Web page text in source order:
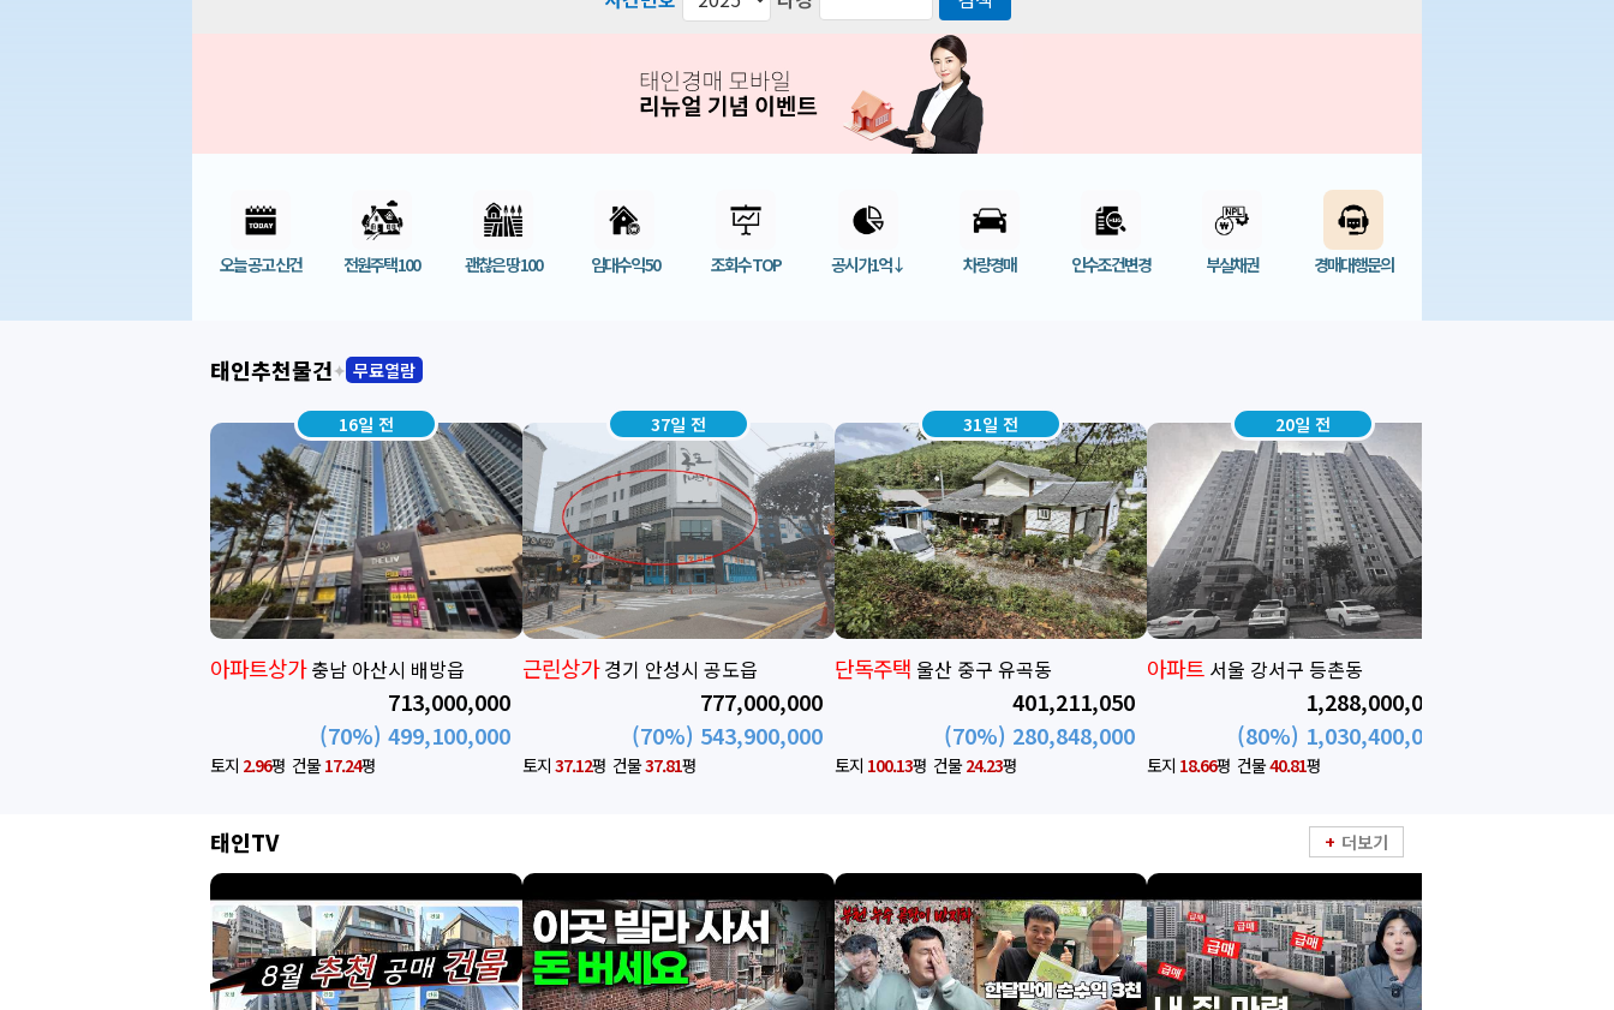
오늘 공고 신건 전원주택 100 괜찮은 땅 100 임대수익 50 조회수 TOP 공시가1억↓ 차량경매 인수조건변경 부실채권 경매대행문의
태인추천물건✦ 무료열람
37일 전
근린상가경기 안성시 공도읍
777,000,000
(70%) 543,900,000
토지 37.12평 건물37.81평
31일 전
단독주택울산 중구 유곡동
401,211,050
(70%) 280,848,000
토지 100.13평 건물24.23평
20일 전
아파트서울 강서구 등촌동
1,288,000,000
(80%) 1,030,400,000
토지 18.66평 건물40.81평
16일 전
아파트상가충남 아산시 배방읍
713,000,000
(70%) 499,100,000
토지 2.96평 건물17.24평
태인TV 더보기